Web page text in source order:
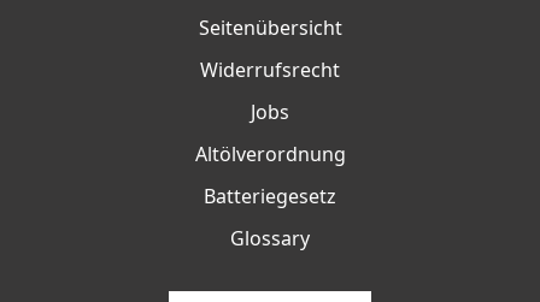
Seitenübersicht
Widerrufsrecht
Jobs
Altölverordnung
Batteriegesetz
Glossary